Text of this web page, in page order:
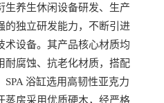
生养生休闲设备研发、生产
的独立研发能力，不断引进
术设备。其产品核心材质均
耐腐蚀、抗老化材质，搭配
浴缸选用高韧性亚克力
蒸房采用优质硬木，经严格